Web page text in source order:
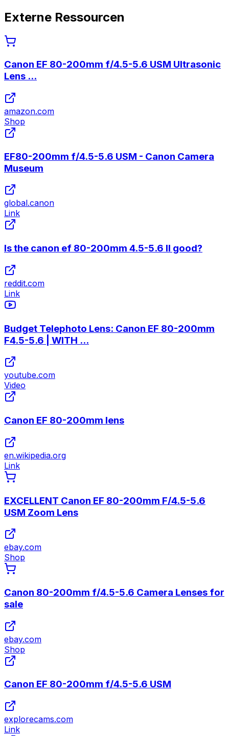
Externe Ressourcen
Canon EF 80-200mm f/4.5-5.6 USM Ultrasonic
Lens ...
amazon.com
Shop
EF80-200mm f/4.5-5.6 USM - Canon Camera
Museum
global.canon
Link
Is the canon ef 80-200mm 4.5-5.6 II good?
reddit.com
Link
Budget Telephoto Lens: Canon EF 80-200mm
F4.5-5.6 | WITH ...
youtube.com
Video
Canon EF 80-200mm lens
en.wikipedia.org
Link
EXCELLENT Canon EF 80-200mm F/4.5-5.6
USM Zoom Lens
ebay.com
Shop
Canon 80-200mm f/4.5-5.6 Camera Lenses for
sale
ebay.com
Shop
Canon EF 80-200mm f/4.5-5.6 USM
explorecams.com
Link